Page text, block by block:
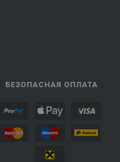
БЕЗОПАСНАЯ ОПЛАТА